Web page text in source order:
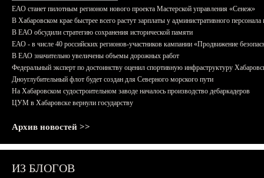
ЕАО станет пилотным регионом нового проекта Мастерской управления «Сенеж»
В Хабаровском крае быстрее всего растут зарплаты у административного персонала
В ЕАО обсудили стратегию сохранения исторической памяти
ЕАО - в числе 40 российских регионов-участников кампании «Продвижение
В ЕАО значительно увеличены объемы дорожных работ
Федеральный эксперт по достоинству оценил спортивную инфраструктуру
Дноуглубительный флот будет создан для Северного морского пути
На Хабаровском судостроительном заводе началось производство дебаркадеров
ЦУМ в Хабаровске вернули государству
Архив новостей >>
ИЗ БЛОГОВ